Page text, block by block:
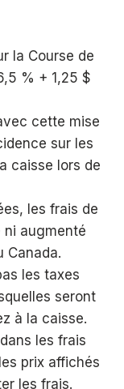
la Course de
% + 1,25 $
cette mise
sur les
caisse lors de
les frais de
ni augmenté
Canada.
les taxes
seront
à la caisse.
les frais
prix affichés
les frais.